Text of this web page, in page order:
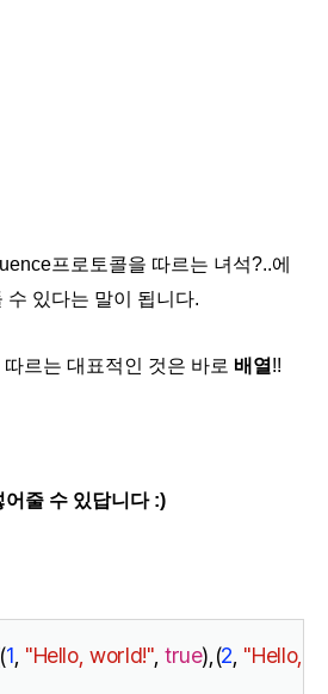
프로토콜을 따르는 녀석?..에
수 있다는 말이 됩니다.
르는 대표적인 것은 바로 배열!!
줄 수 있답니다 :)
1, "Hello, world!", true),(2, "Hello,